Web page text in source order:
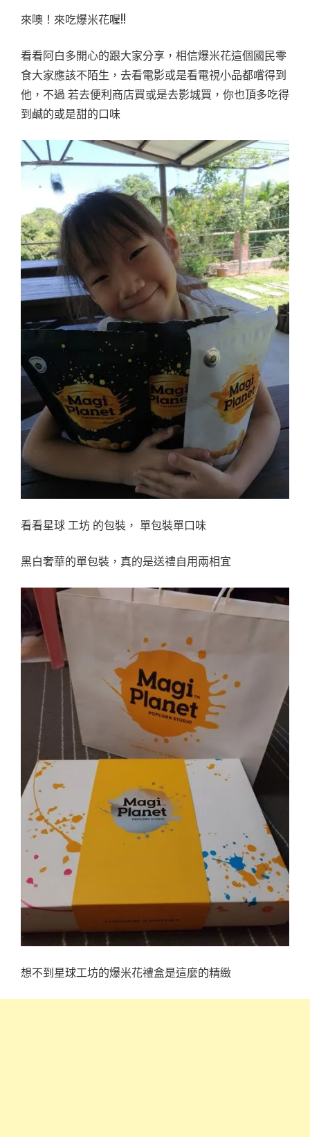
來噢！來吃爆米花喔!!
看看阿白多開心的跟大家分享，相信爆米花這個國民零
食大家應該不陌生，去看電影或是看電視小品都嚐得到
他，不過 若去便利商店買或是去影城買，你也頂多吃得
到鹹的或是甜的口味
看看星球 工坊 的包裝， 單包裝單口味
黑白奢華的單包裝，真的是送禮自用兩相宜
想不到星球工坊的爆米花禮盒是這麼的精緻